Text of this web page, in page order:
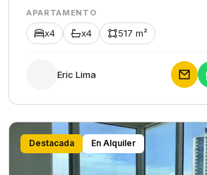
APARTAMENTO
x4 x4 517 m²
Eric Lima
Destacada En Alquiler